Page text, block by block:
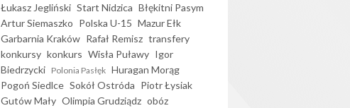
Łukasz Jegliński Start Nidzica Błękitni Pasym
Artur Siemaszko Polska U-15 Mazur Ełk
Garbarnia Kraków Rafał Remisz transfery
konkursy konkurs Wisła Puławy Igor
Biedrzycki Polonia Pasłęk Huragan Morąg
Pogoń Siedlce Sokół Ostróda Piotr Łysiak
Gutów Mały Olimpia Grudziądz obóz